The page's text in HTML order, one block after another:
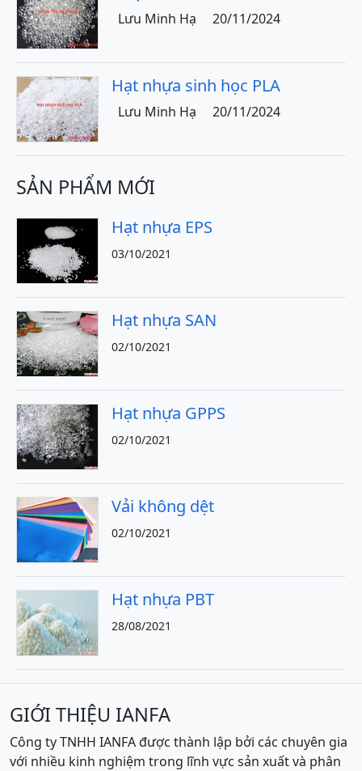
Lưu Minh Hạ 20/11/2024
Hạt nhựa sinh học PLA
Lưu Minh Hạ 20/11/2024
SẢN PHẨM MỚI
Hạt nhựa EPS
03/10/2021
Hạt nhựa SAN
02/10/2021
Hạt nhựa GPPS
02/10/2021
Vải không dệt
02/10/2021
Hạt nhựa PBT
28/08/2021
GIỚI THIỆU IANFA
Công ty TNHH IANFA được thành lập bởi các chuyên gia
với nhiều kinh nghiệm trong lĩnh vực sản xuất và phân